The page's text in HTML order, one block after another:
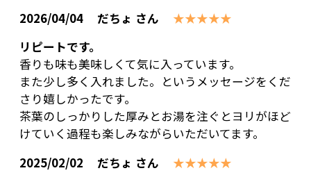
2026/04/04 だちょ さん
★★★★★
リピートです。
香りも味も美味しくて気に入っています。
また少し多く入れました。というメッセージをくだ
さり嬉しかったです。
茶葉のしっかりした厚みとお湯を注ぐとヨリがほど
けていく過程も楽しみながらいただいてます。
2025/02/02
だちょ さん
★★★★★